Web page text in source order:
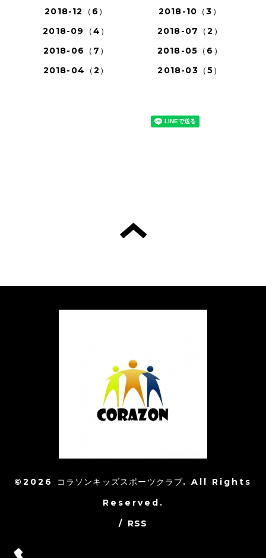
2018-12（6）
2018-10（3）
2018-09（4）
2018-07（2）
2018-06（7）
2018-05（6）
2018-04（2）
2018-03（5）
©2026 コラソンキッズスポーツクラブ. All Rights
Reserved.
/ RSS